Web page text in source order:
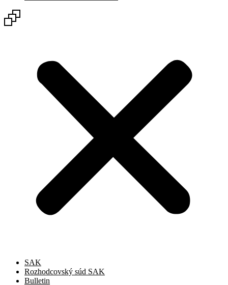
SAK
Rozhodcovský súd SAK
Bulletin